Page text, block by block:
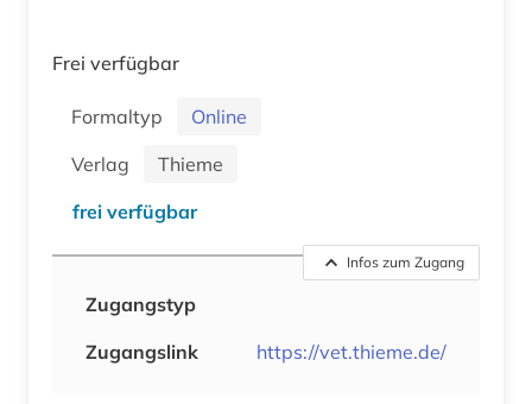
Frei verfügbar
Formaltyp
Online
Verlag
Thieme
frei verfügbar
Infos zum Zugang
Zugangstyp
Zugangslink
https://vet.thieme.de/